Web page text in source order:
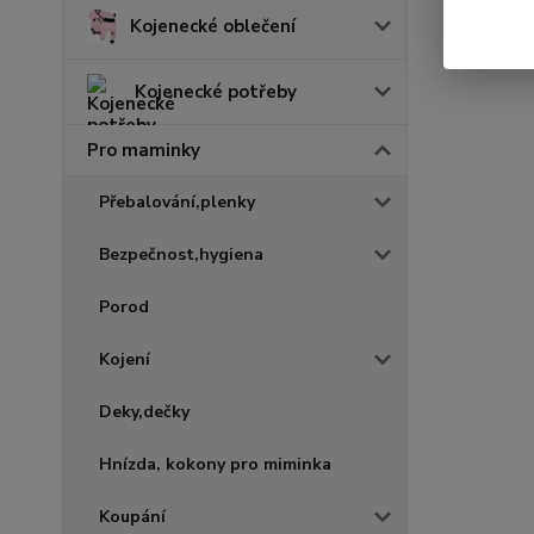
Kojenecké oblečení
Kojenecké potřeby
Pro maminky
Přebalování,plenky
Bezpečnost,hygiena
Porod
Kojení
Deky,dečky
Hnízda, kokony pro miminka
Koupání